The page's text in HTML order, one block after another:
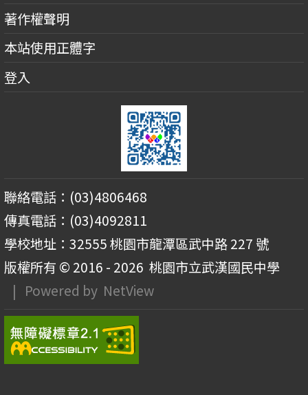
著作權聲明
本站使用正體字
登入
聯絡電話：(03)4806468
傳真電話：(03)4092811
學校地址：32555 桃園市龍潭區武中路 227 號
版權所有 © 2016 - 2026 桃園市立武漢國民中學
| Powered by NetView